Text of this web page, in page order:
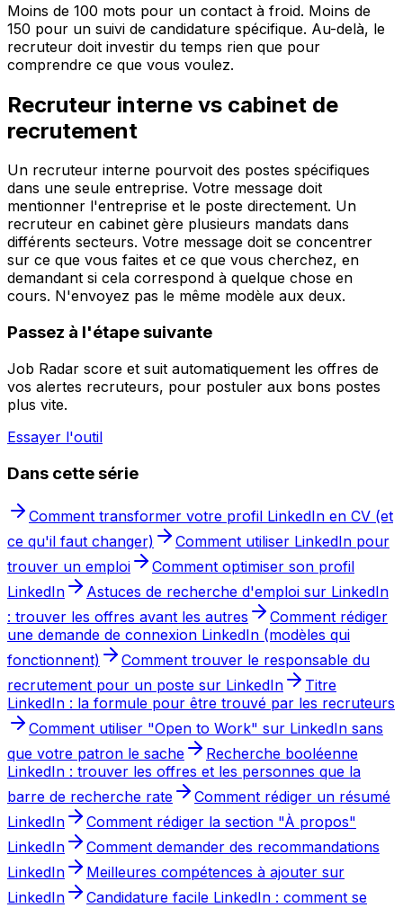
Moins de 100 mots pour un contact à froid. Moins de
150 pour un suivi de candidature spécifique. Au-delà, le
recruteur doit investir du temps rien que pour
comprendre ce que vous voulez.
Recruteur interne vs cabinet de
recrutement
Un recruteur interne pourvoit des postes spécifiques
dans une seule entreprise. Votre message doit
mentionner l'entreprise et le poste directement. Un
recruteur en cabinet gère plusieurs mandats dans
différents secteurs. Votre message doit se concentrer
sur ce que vous faites et ce que vous cherchez, en
demandant si cela correspond à quelque chose en
cours. N'envoyez pas le même modèle aux deux.
Passez à l'étape suivante
Job Radar score et suit automatiquement les offres de
vos alertes recruteurs, pour postuler aux bons postes
plus vite.
Essayer l'outil
Dans cette série
Comment transformer votre profil LinkedIn en CV (et
ce qu'il faut changer)
Comment utiliser LinkedIn pour
trouver un emploi
Comment optimiser son profil
LinkedIn
Astuces de recherche d'emploi sur LinkedIn
: trouver les offres avant les autres
Comment rédiger
une demande de connexion LinkedIn (modèles qui
fonctionnent)
Comment trouver le responsable du
recrutement pour un poste sur LinkedIn
Titre
LinkedIn : la formule pour être trouvé par les recruteurs
Comment utiliser "Open to Work" sur LinkedIn sans
que votre patron le sache
Recherche booléenne
LinkedIn : trouver les offres et les personnes que la
barre de recherche rate
Comment rédiger un résumé
LinkedIn
Comment rédiger la section "À propos"
LinkedIn
Comment demander des recommandations
LinkedIn
Meilleures compétences à ajouter sur
LinkedIn
Candidature facile LinkedIn : comment se